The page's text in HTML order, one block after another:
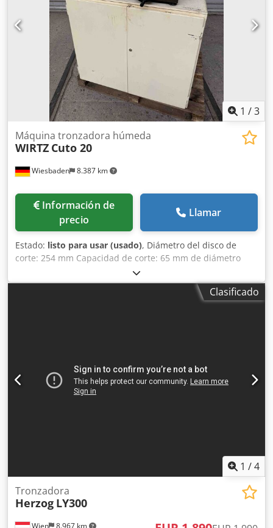
1 /3
Wiesbaden 8.387 km
Máquina tronzadora húmeda
WIRTZ Cuto 20
Información de
precio
Llamar
Estado: listo para usar (usado), Diámetro del disco de
corte: 254 mm Capacidad de corte: 65 mm de diámetro
Dimensiones de la mesa de corte: 345 x 155 mm Dcedpfx
Aezi Suiontjk Recorrido de la mesa: 160 mm Motor de
transmisión: 2800 rpm, 2,2 kW Conexión eléctrica: 3 fases,
Clasificado
1 /4
Wien 8.967 km
Tronzadora
Herzog LY300